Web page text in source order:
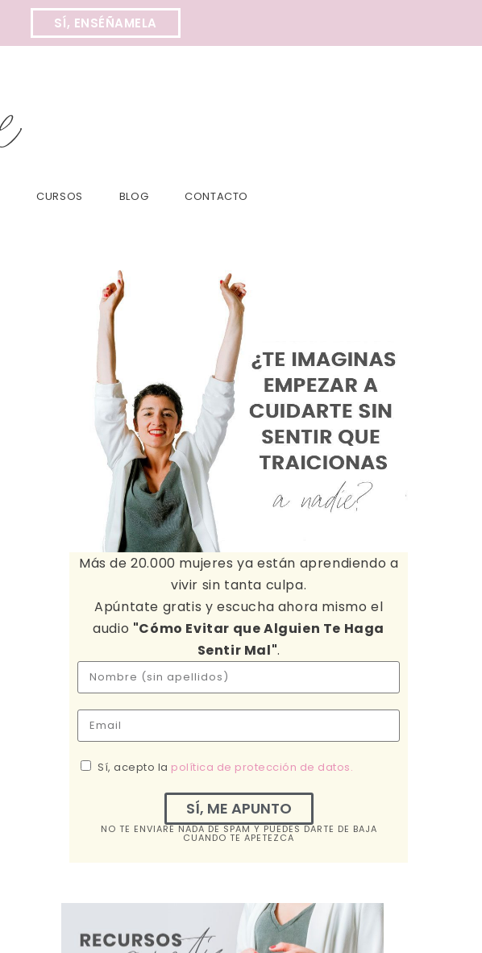
SÍ, ENSÉÑAMELA
CURSOS BLOG CONTACTO
Más de 20.000 mujeres ya están aprendiendo a
vivir sin tanta culpa.
Apúntate gratis y escucha ahora mismo el
audio "Cómo Evitar que Alguien Te Haga
Sentir Mal".
Sí, acepto la política de protección de datos.
SÍ, ME APUNTO
NO TE ENVIARÉ NADA DE SPAM Y PUEDES DARTE DE BAJA
CUANDO TE APETEZCA